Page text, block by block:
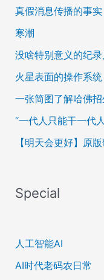
真假消息传播的事实
寒潮
没啥特别意义的纪
火星表面的操作系统
一张简图了解哈佛
“一代人只能干一代
【明天会更好】原
Special
人工智能AI
AI时代老码农日常